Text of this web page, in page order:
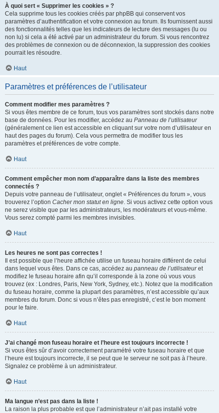
À quoi sert « Supprimer les cookies » ?
Cela supprime tous les cookies créés par phpBB qui conservent vos
paramètres d’authentification et votre connexion au forum. Ils fournissent aussi
des fonctionnalités telles que les indicateurs de lecture des messages (lu ou
non lu) si cela a été activé par un administrateur du forum. Si vous rencontrez
des problèmes de connexion ou de déconnexion, la suppression des cookies
pourrait les résoudre.
Haut
Paramètres et préférences de l’utilisateur
Comment modifier mes paramètres ?
Si vous êtes membre de ce forum, tous vos paramètres sont stockés dans notre
base de données. Pour les modifier, accédez au Panneau de l’utilisateur
(généralement ce lien est accessible en cliquant sur votre nom d’utilisateur en
haut des pages du forum). Cela vous permettra de modifier tous les
paramètres et préférences de votre compte.
Haut
Comment empêcher mon nom d’apparaître dans la liste des membres
connectés ?
Depuis votre panneau de l’utilisateur, onglet « Préférences du forum », vous
trouverez l’option Cacher mon statut en ligne. Si vous activez cette option vous
ne serez visible que par les administrateurs, les modérateurs et vous-même.
Vous serez compté parmi les membres invisibles.
Haut
Les heures ne sont pas correctes !
Il est possible que l’heure affichée utilise un fuseau horaire différent de celui
dans lequel vous êtes. Dans ce cas, accédez au panneau de l’utilisateuret
modifiez le fuseau horaire afin qu’il corresponde à la zone où vous vous
trouvez (ex : Londres, Paris, New York, Sydney, etc.). Notez que la modification
du fuseau horaire, comme la plupart des paramètres, n’est accessible qu’aux
membres du forum. Donc si vous n’êtes pas enregistré, c’est le bon moment
pour le faire.
Haut
J’ai changé mon fuseau horaire et l’heure est toujours incorrecte !
Si vous êtes sûr d’avoir correctement paramétré votre fuseau horaire et que
l’heure est toujours incorrecte, il se peut que le serveur ne soit pas à l’heure.
Signalez ce problème à un administrateur.
Haut
Ma langue n’est pas dans la liste !
La raison la plus probable est que l’administrateur n’ait pas installé votre